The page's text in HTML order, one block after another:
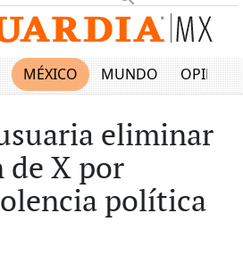
MÉXICO MUNDO OPINIÓN
eliminar
X por
política